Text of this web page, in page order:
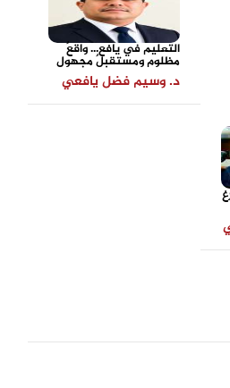
التعليم في يافع... واقعٌ
مظلوم ومستقبلٌ مجهول
د. وسيم فضل يافعي